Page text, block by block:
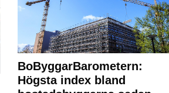
BoByggarBarometern:
Högsta index bland